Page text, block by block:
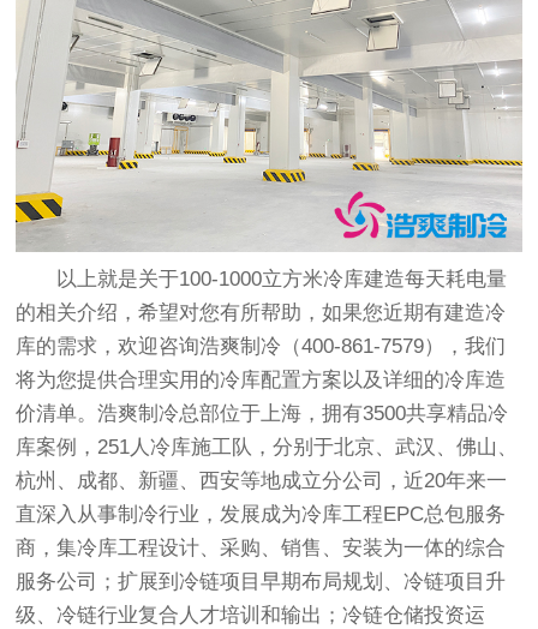
以上就是关于100-1000立方米冷库建造每天耗电量
的相关介绍，希望对您有所帮助，如果您近期有建造冷
库的需求，欢迎咨询浩爽制冷（400-861-7579），我们
将为您提供合理实用的冷库配置方案以及详细的冷库造
价清单。浩爽制冷总部位于上海，拥有3500共享精品冷
库案例，251人冷库施工队，分别于北京、武汉、佛山、
杭州、成都、新疆、西安等地成立分公司，近20年来一
直深入从事制冷行业，发展成为冷库工程EPC总包服务
商，集冷库工程设计、采购、销售、安装为一体的综合
服务公司；扩展到冷链项目早期布局规划、冷链项目升
级、冷链行业复合人才培训和输出；冷链仓储投资运